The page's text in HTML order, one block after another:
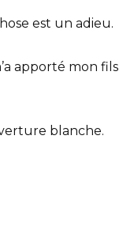
est un adieu.
apporté mon fils
blanche.